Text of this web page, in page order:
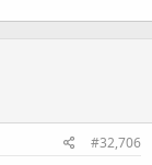
#32,706